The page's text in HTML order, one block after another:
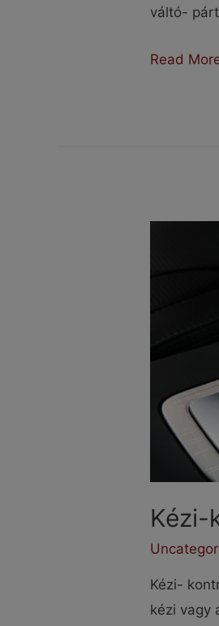
váltó-
Kézi
Read
Kézi-
Kézi-
kézi vagy